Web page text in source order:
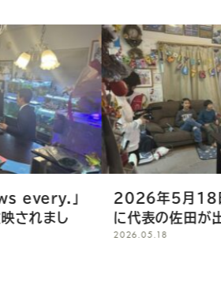
2026年5月18日「news every.
に代表の佐田が出演致します！